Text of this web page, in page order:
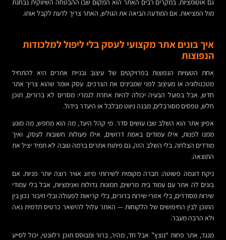
גם אוטומציות. במקרים רבים האתר הוא המקום שבו ההבטחה השיווקית נבחנת
מול המציאות. אם המודעה הביאה את הגולש, האתר צריך לדעת לקבל אותו.
איך בונים אתר מקצועי לעסק בלי ליפול למלכודות
הנפוצות
אחת הטעויות הנפוצות בפרויקטים של עיצוב ובניית אתרים היא להתחיל
מטכנולוגיה או מעיצוב לפני שמבינים את הצרכים. עסק אומר שהוא צריך אתר
חדש, אבל בפועל הבעיה יכולה להיות אחרת לגמרי: מסרים לא ברורים, תוכן
חלש, טפסים מסורבלים, מבנה ניווט מבלבל או היעדר בידול.
אפיון אתר הוא השלב שבו עושים סדר. מי קהל היעד, מה הוא מחפש, מה מונע
ממנו לפנות, אילו עמודים באמת דרושים, אילו פעולות חשובות לעסק, ואיך
מודדים הצלחה. בלי השלב הזה, גם פיתוח אתרים ברמה טובה לא תמיד יציל את
התוצאה.
ניקח דוגמה פשוטה: חברה מקומית לשירותי מיזוג אוויר רוצה יותר פניות. אם
בונים לה אתר עם עמוד בית מרשים, תמונות גדולות ואנימציות, אבל בלי עמודי
שירות מסודרים, בלי אזורי שירות ברורים, בלי קריאות לפעולה ובלי חיבור נכון בין
התוכן לבין החיפושים של הלקוחות — האתר עלול להישאר כרטיס תדמית נאה
ולא הרבה מעבר.
מנגד, אתר פחות “נוצץ” אבל חד, מהיר, ברור ומבוסס תוכן רלוונטי, יכול לסייע